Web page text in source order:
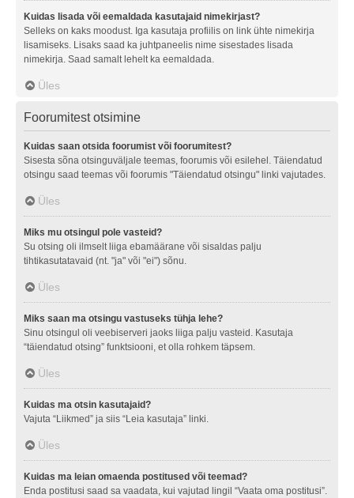
Kuidas lisada või eemaldada kasutajaid nimekirjast?
Selleks on kaks moodust. Iga kasutaja profiilis on link ühte nimekirja
lisamiseks. Lisaks saad ka juhtpaneelis nime sisestades lisada
nimekirja. Saad samalt lehelt ka eemaldada.
Üles
Foorumitest otsimine
Kuidas saan otsida foorumist või foorumitest?
Sisesta sõna otsinguväljale teemas, foorumis või esilehel. Täiendatud
otsingu saad teemas või foorumis "Täiendatud otsingu" linki vajutades.
Üles
Miks mu otsingul pole vasteid?
Su otsing oli ilmselt liiga ebamäärane või sisaldas palju
tihtikasutatavaid (nt. "ja" või "ei") sõnu.
Üles
Miks saan ma otsingu vastuseks tühja lehe?
Sinu otsingul oli veebiserveri jaoks liiga palju vasteid. Kasutaja
“täiendatud otsing” funktsiooni, et olla rohkem täpsem.
Üles
Kuidas ma otsin kasutajaid?
Vajuta “Liikmed” ja siis “Leia kasutaja” linki.
Üles
Kuidas ma leian omaenda postitused või teemad?
Enda postitusi saad sa vaadata, kui vajutad lingil “Vaata oma postitusi”.